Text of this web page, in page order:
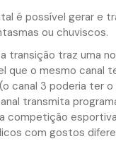
é possível gerar e
ou chuviscos.
transição traz uma
que o mesmo canal
canal 3 poderia ter
transmita
competição
com gostos